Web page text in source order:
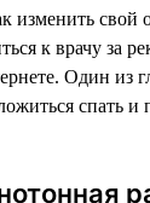
изменить свой
к врачу за
Один из
спать и